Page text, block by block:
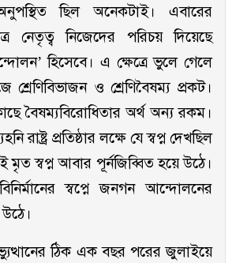
ছিল অনেকটাই। এবারের
নেতৃত্ব নিজেদের পরিচয় দিয়েছে
হিসেবে। এ ক্ষেত্রে ভুলে গেলে
শ্রেণিবিভাজন ও শ্রেণিবৈষম্য প্রকট।
বৈষম্যবিরোধিতার অর্থ অন্য রকম।
রাষ্ট্র প্রতিষ্ঠার লক্ষে যে স্বপ্ন দেখছিল
স্বপ্ন আবার পূর্নজিব্বিত হয়ে উঠে।
স্বপ্নে জনগন আন্দোলনের
ঠিক এক বছর পরের জুলাইয়ে